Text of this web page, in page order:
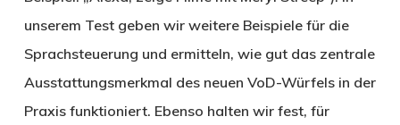
unserem Test geben wir weitere Beispiele für die
Sprachsteuerung und ermitteln, wie gut das zentrale
Ausstattungsmerkmal des neuen VoD-Würfels in der
Praxis funktioniert. Ebenso halten wir fest, für